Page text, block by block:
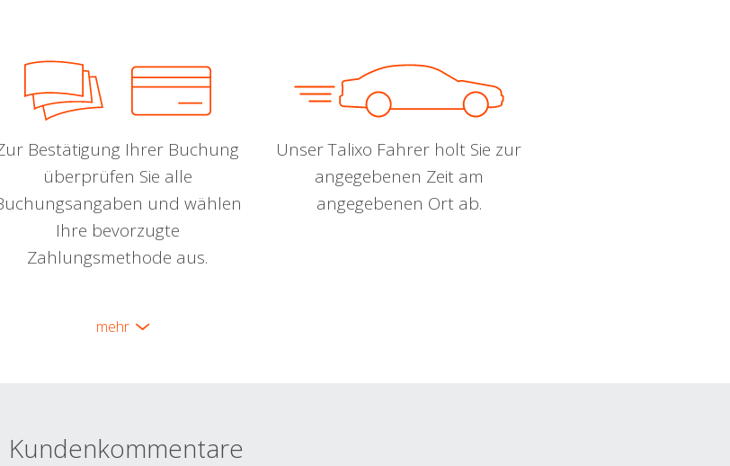
Bestätigung Ihrer Buchung
überprüfen Sie alle
und wählen
Ihre bevorzugte
Zahlungsmethode aus.
Unser Talixo Fahrer holt Sie zur
angegebenen Zeit am
angegebenen Ort ab.
mehr
Kundenkommentare